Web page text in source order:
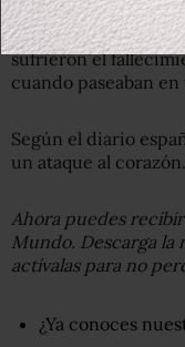
De acuerdo con
padres de Yulen,
sufrieron el
cuando paseaban en
Según el diario
un ataque al corazón.
Ahora puedes
Mundo. Descarga la
actívalas para no
¿Ya conoces